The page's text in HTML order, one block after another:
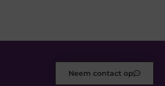
Neem contact op